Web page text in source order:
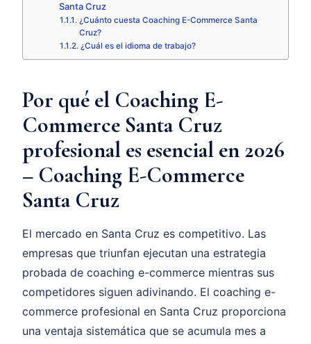
Santa Cruz
¿Cuánto cuesta Coaching E-Commerce Santa
Cruz?
¿Cuál es el idioma de trabajo?
Por qué el Coaching E-
Commerce Santa Cruz
profesional es esencial en 2026
– Coaching E-Commerce
Santa Cruz
El mercado en Santa Cruz es competitivo. Las
empresas que triunfan ejecutan una estrategia
probada de coaching e-commerce mientras sus
competidores siguen adivinando. El coaching e-
commerce profesional en Santa Cruz proporciona
una ventaja sistemática que se acumula mes a